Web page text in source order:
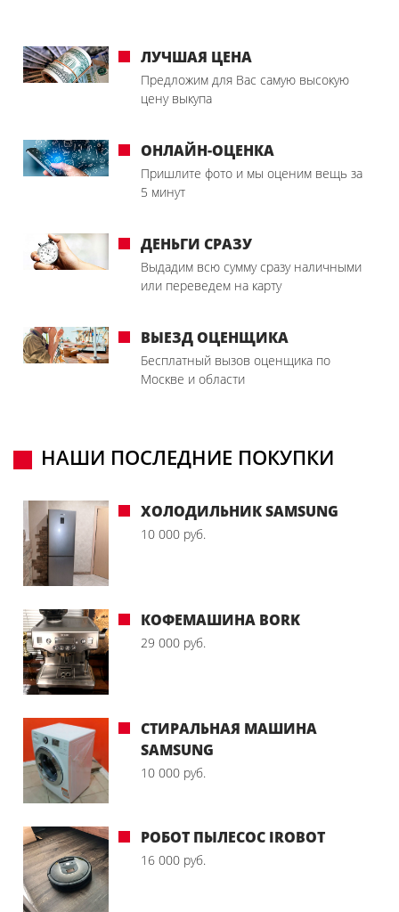
ЛУЧШАЯ ЦЕНА
Предложим для Вас самую высокую
цену выкупа
ОНЛАЙН-ОЦЕНКА
Пришлите фото и мы оценим вещь за
5 минут
ДЕНЬГИ СРАЗУ
Выдадим всю сумму сразу наличными
или переведем на карту
ВЫЕЗД ОЦЕНЩИКА
Бесплатный вызов оценщика по
Москве и области
НАШИ ПОСЛЕДНИЕ ПОКУПКИ
ХОЛОДИЛЬНИК SAMSUNG
10 000 руб.
КОФЕМАШИНА BORK
29 000 руб.
СТИРАЛЬНАЯ МАШИНА
SAMSUNG
10 000 руб.
РОБОТ ПЫЛЕСОС IROBOT
16 000 руб.